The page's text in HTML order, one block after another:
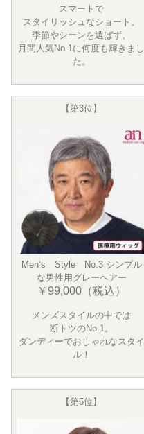
スマートで
スタイリッシュなショート。
季節やシーンを選ばず、
月間人気No.1に何度も輝きまし
た。
【第3位】
Men‘s Style No.3 シンプル
な男性用グレーヘアー
￥99,000（税込）
メンズスタイルの中では
断トツのNo.1。
ダンディーでおしゃれなスタイ
ル！
【第5位】